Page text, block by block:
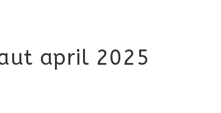
april 2025